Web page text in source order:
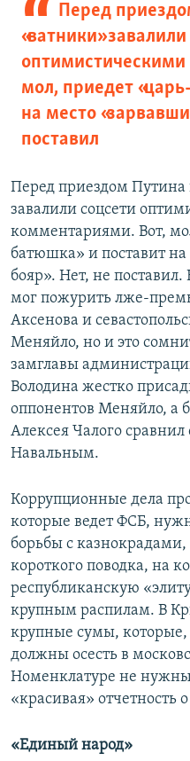
Перед
«ватники»
мол, приедет
на место
поставил
Перед приездом
завалили соцсети
комментариями. Вот,
батюшка» и поставит
бояр». Нет, не
мог пожурить лже-
Аксенова и
Меняйло, но и это
замглавы
Володина жестко
оппонентов Меняйло, а
Алексея Чалого
Навальным.
Коррупционные дела
которые ведет ФСБ,
борьбы с казнокрадами,
короткого поводка, на
республиканскую
крупным распилам. В
крупные сумы, которые,
должны осесть в
Номенклатуре не нужны
«красивая» отчетность
«Единый народ»